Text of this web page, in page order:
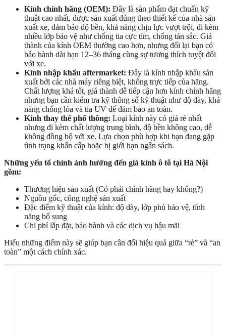
Kính chính hãng (OEM): Đây là sản phẩm đạt chuẩn kỹ
thuật cao nhất, được sản xuất đúng theo thiết kế của nhà sản
xuất xe, đảm bảo độ bền, khả năng chịu lực vượt trội, đi kèm
nhiều lớp bảo vệ như chống tia cực tím, chống tán sắc. Giá
thành của kính OEM thường cao hơn, nhưng đổi lại bạn có
bảo hành dài hạn 12–36 tháng cùng sự tương thích tuyệt đối
với xe.
Kính nhập khẩu aftermarket: Đây là kính nhập khẩu sản
xuất bởi các nhà máy riêng biệt, không trực tiếp của hãng.
Chất lượng khá tốt, giá thành dễ tiếp cận hơn kính chính hãng
nhưng bạn cần kiểm tra kỹ thông số kỹ thuật như độ dày, khả
năng chống lóa và tia UV để đảm bảo an toàn.
Kính thay thế phổ thông: Loại kính này có giá rẻ nhất
nhưng đi kèm chất lượng trung bình, độ bền không cao, dễ
không đồng bộ với xe. Lựa chọn phù hợp khi bạn đang gặp
tình trạng khẩn cấp hoặc bị giới hạn ngân sách.
Những yếu tố chính ảnh hưởng đến giá kính ô tô tại Hà Nội
gồm:
Thương hiệu sản xuất (Có phải chính hãng hay không?)
Nguồn gốc, công nghệ sản xuất
Đặc điểm kỹ thuật của kính: độ dày, lớp phủ bảo vệ, tính
năng bổ sung
Chi phí lắp đặt, bảo hành và các dịch vụ hậu mãi
Hiểu những điểm này sẽ giúp bạn cân đối hiệu quả giữa “rẻ” và “an
toàn” một cách chính xác.